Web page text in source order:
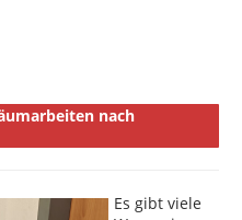
nach
Es gibt viele